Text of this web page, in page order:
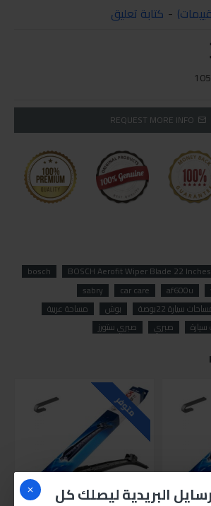
البريدية ليصلك كل
- كتابة تعليق
REQUEST MORE INFO
BOSCH Aerofit Wiper Blade 22 Inches
bosch
af600u
car care
sabry
سيارة 22بوصة بوش
مساحة عربية
صبري صبري ستورز
متوفر